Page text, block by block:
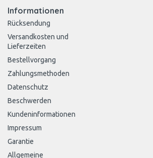
Informationen
Rücksendung
Versandkosten und
Lieferzeiten
Bestellvorgang
Zahlungsmethoden
Datenschutz
Beschwerden
Kundeninformationen
Impressum
Garantie
Allgemeine